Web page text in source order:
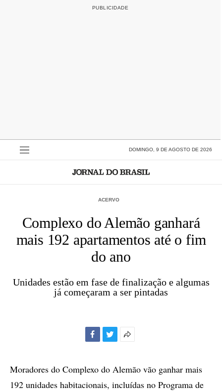
DOMINGO, 9 DE AGOSTO DE 2026
ACERVO
Complexo do Alemão ganhará
mais 192 apartamentos até o fim
do ano
Unidades estão em fase de finalização e algumas
já começaram a ser pintadas
compartilhamento
Moradores do Complexo do Alemão vão ganhar mais
192 unidades habitacionais, incluídas no Programa de